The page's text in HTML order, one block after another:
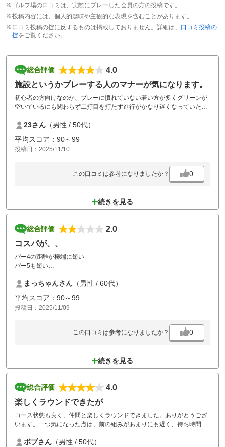
※ゴルフ場の口コミは、実際にプレーした会員の方の投稿です。
※投稿内容には、個人的趣味や主観的な表現を含むことがあります。
※口コミ投稿の掟に反するものは掲載しておりません。詳細は、 口コミ投稿の
掟をご覧ください。
総合評価
4.0
施設というかプレーする人のマナーが気になります。
初心者の方向けなのか、プレーに慣れていない若い方が多くグリーンが
空いているにも関わらず二打目を打たず進行がかなり遅くなっていた。
隣のホールに隣接しているせいもあり球が飛んできて当たりそうにな
ったことが多々ありました。
ボールをそのままにしてして何個も放置された状態でした。
ネットを設置した方が良いのではないでしょうか！
プレー進行の確認と促進をマスター室の方が注意を払うべきだと思い
23さん （男性 / 50代）
平均スコア：90～99
投稿日：2025/11/10
この口コミは参考になりましたか？ 0
続きを見る
総合評価
2.0
コスパが、、
パー4の距離が極端に短い
パー5も短い
11月のプレーであったが、コース設計、スループレー、施設、設備、バ
ッグ積込みセルフ等を考えればコスパは良くないと感じました。
また打ち込まれ拾われずにそのままにされているボールが多かった
まっちゃんさん （男性 / 60代）
平均スコア：90～99
投稿日：2025/11/09
この口コミは参考になりましたか？ 0
続きを見る
総合評価
4.0
楽しくラウンドできたが
コース状態も良く、仲間と楽しくラウンドできました。ありがとうござ
います。一つ気になった点は、前の組みがあまりにも遅く、待ち時間が
されていると思うので、声掛けや注意などをしていただき、スムーズな
ボブさん （男性 / 50代）